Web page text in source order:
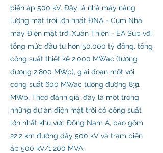
biến áp 500 kV. Đây là nhà máy năng
lượng mặt trời lớn nhất ĐNA - Cụm Nhà
máy Điện mặt trời Xuân Thiện - EA Súp với
tổng mức đầu tư hơn 50.000 tỷ đồng, tổng
công suất thiết kế 2.000 MWac (tương
đương 2.800 MWp), giai đoạn một với
công suất 600 MWac tương đương 831
MWp. Theo đánh giá, đây là một trong
những dự án điện mặt trời có công suất
lớn nhất khu vực Đông Nam Á, bao gồm
22,2 km đường dây 500 kV và trạm biến
áp 500 kV/1.200 MVA.